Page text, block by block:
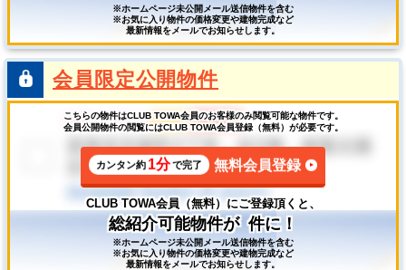
※ホームページ未公開メール送信物件を含む
※お気に入り物件の価格変更や建物完成など
最新情報をメールでお知らせします。
会員限定公開物件
こちらの物件はCLUB TOWA会員のお客様のみ閲覧可能な物件です。
会員公開物件の閲覧にはCLUB TOWA会員登録（無料）が必要です。
カンタン約 1分で完了 無料会員登録
CLUB TOWA会員（無料）にご登録頂くと、
総紹介可能物件が 件に！
※ホームページ未公開メール送信物件を含む
※お気に入り物件の価格変更や建物完成など
最新情報をメールでお知らせします。